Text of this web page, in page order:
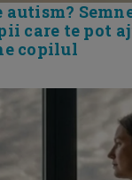
autism?
care te pot
copilul